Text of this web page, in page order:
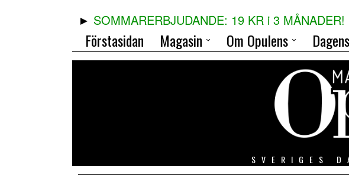
SOMMARERBJUDANDE: 19 KR i 3 MÅNADER!
Förstasidan Magasin Om Opulens
SVERIGES